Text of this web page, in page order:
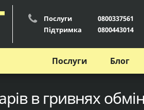
Послуги
0800337561
Підтримка
0800443014
Послуги Блог
в гривнях